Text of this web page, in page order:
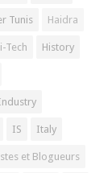
Tunis Haidra
Tech History
IS Italy
et Blogueurs